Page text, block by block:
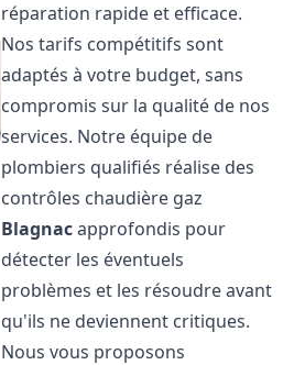
réparation rapide et efficace.
Nos tarifs compétitifs sont
adaptés à votre budget, sans
compromis sur la qualité de nos
services. Notre équipe de
plombiers qualifiés réalise des
contrôles chaudière gaz
Blagnacapprofondis pour
détecter les éventuels
problèmes et les résoudre avant
qu'ils ne deviennent critiques.
Nous vous proposons